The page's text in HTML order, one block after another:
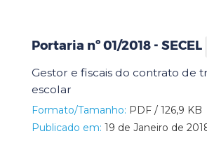
Portaria nº 01/2018 - SECEL
Gestor e fiscais do contrato de
escolar
Formato/Tamanho: PDF / 126,9 KB
Publicado em: 19 de Janeiro de